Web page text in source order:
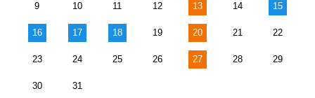
9 10 11 12 13 14 15
16 17 18 19 20 21 22
23 24 25 26 27 28 29
30 31